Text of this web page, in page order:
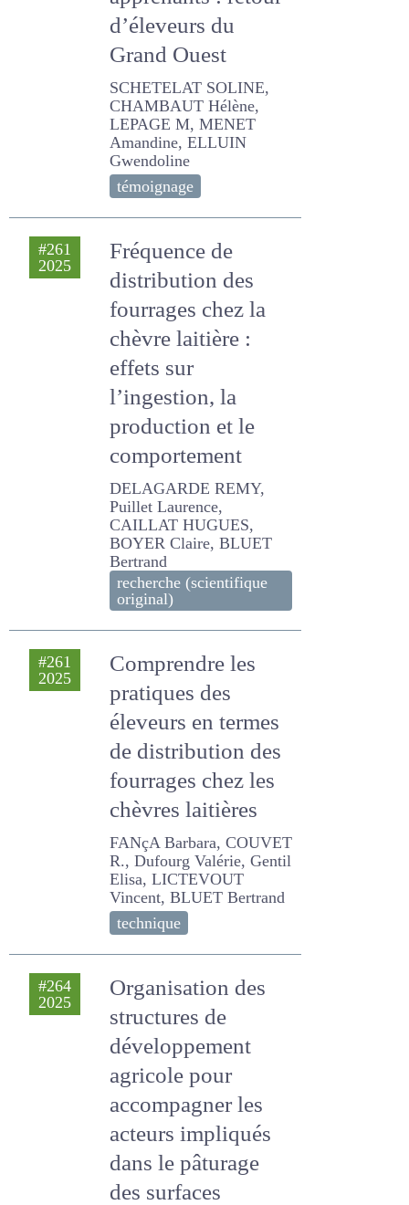
apprenants : retour
d’éleveurs du Grand
Ouest
SCHETELAT SOLINE,
CHAMBAUT Hélène,
LEPAGE M, MENET
Amandine, ELLUIN
Gwendoline
témoignage
#261
Fréquence de
distribution des
fourrages chez la
chèvre laitière :
effets sur
l’ingestion, la
production et le
comportement
DELAGARDE REMY, Puillet
Laurence, CAILLAT
HUGUES, BOYER Claire,
BLUET Bertrand
recherche (scientifique
original)
#261
2025
Comprendre les
pratiques des
éleveurs en termes
de distribution des
fourrages chez les
chèvres laitières
FANçA Barbara, COUVET R.,
Dufourg Valérie, Gentil Elisa,
LICTEVOUT Vincent, BLUET
Bertrand
technique
#264
2025
Organisation des
structures de
développement
agricole pour
accompagner les
acteurs impliqués
dans le pâturage